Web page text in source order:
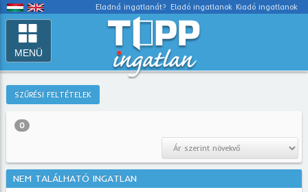
MENÜ
Eladná ingatlanát? Eladó ingatlanok Kiadó ingatlanok
SZŰRÉSI FELTÉTELEK
0
NEM TALÁLHATÓ INGATLAN